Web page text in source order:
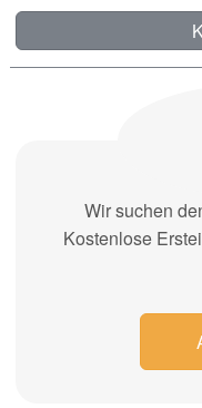
Wir suchen
Kostenlose